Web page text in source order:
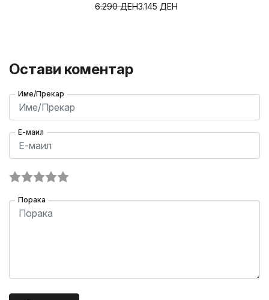
3.145 ДЕН
6.290ДЕН
Остави коментар
Име/Прекар
Е-маил
Порака